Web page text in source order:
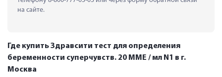
на сайте.
Где купить Здравсити тест для определения
беременности суперчувств. 20 ММЕ / мл N1 в г.
Москва